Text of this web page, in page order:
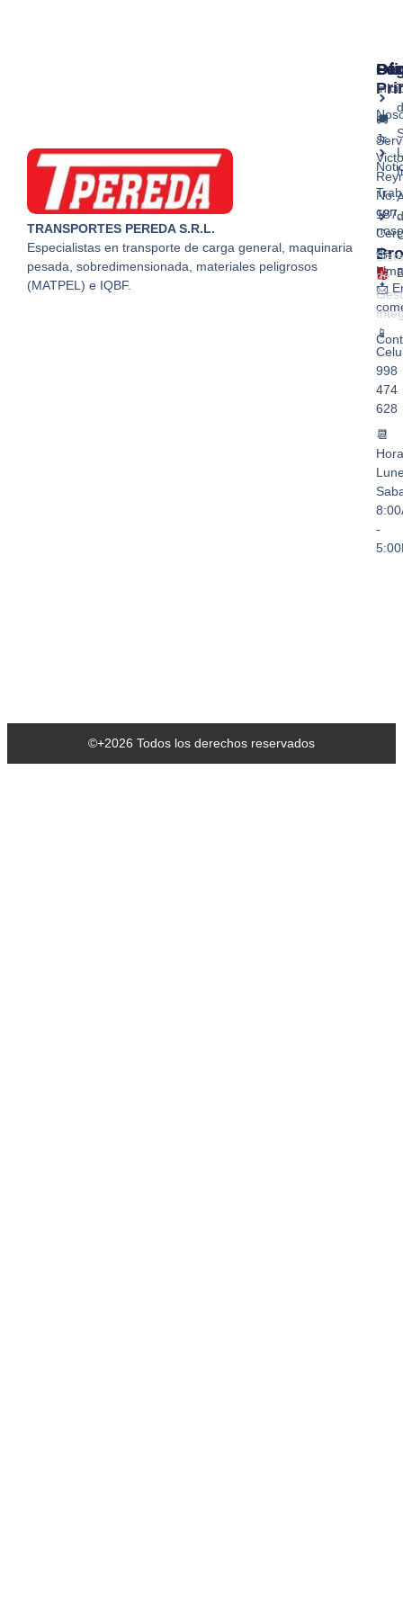
TRANSPORTES PEREDA S.R.L.
Especialistas en transporte de carga general, maquinaria
pesada, sobredimensionada, materiales peligrosos
(MATPEL) e IQBF.
con
de
🚚
Jr.
No.
187,
de
📩
📱
998
474
628
📆
-
©+2026 Todos los derechos reservados